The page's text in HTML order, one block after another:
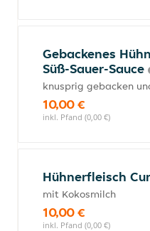
Gebackenes
Süß-Sauer-Sauce
knusprig gebacken
10,00 €
inkl. Pfand (0,00 €)
Hühnerfleisch
mit Kokosmilch
10,00 €
inkl. Pfand (0,00 €)